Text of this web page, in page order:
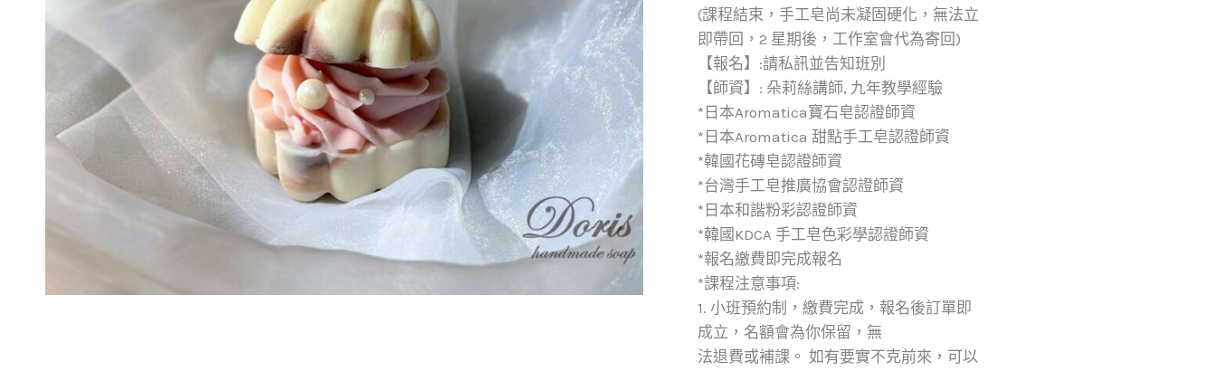
(課程結束，手工皂尚未凝固硬化，無法立
即帶回，2 星期後，工作室會代為寄回)
【報名】:請私訊並告知班別
【師資】: 朵莉絲講師, 九年教學經驗
*日本Aromatica寶石皂認證師資
*日本Aromatica 甜點手工皂認證師資
*韓國花磚皂認證師資
*台灣手工皂推廣協會認證師資
*日本和諧粉彩認證師資
*韓國KDCA 手工皂色彩學認證師資
*報名繳費即完成報名
*課程注意事項:
1. 小班預約制，繳費完成，報名後訂單即
成立，名額會為你保留，無
法退費或補課。 如有要實不克前來，可以